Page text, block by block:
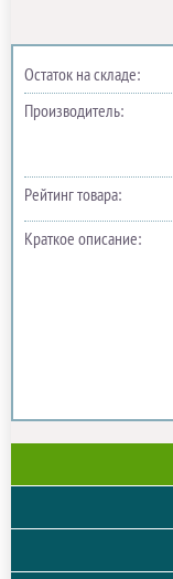
Остаток на складе:
Производитель:
Рейтинг товара:
Краткое описание: